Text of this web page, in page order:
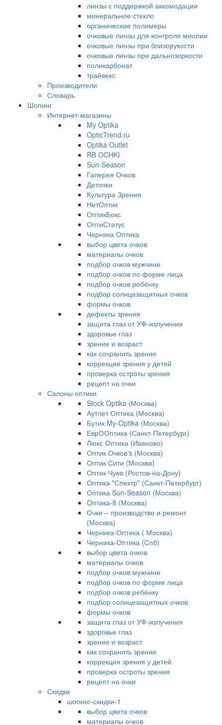
линзы с поддержкой аккомодации
минеральное стекло
органические полимеры
очковые линзы для контроля миопии
очковые линзы при близорукости
очковые линзы при дальнозоркости
поликарбонат
трайвекс
Производители
Словарь
Шопинг
Интернет-магазины
My Optika
OpticTrend.ru
Optika Outlet
RB OCHKI
Sun-Season
Галерея Очков
Деточки
Культура Зрения
НетОптик
ОптикБокс
ОптиСтатус
Черника Оптика
выбор цвета очков
материалы очков
подбор очков мужчине
подбор очков по форме лица
подбор очков ребёнку
подбор солнцезащитных очков
формы очков
дефекты зрения
защита глаз от УФ-излучения
здоровье глаз
зрение и возраст
как сохранить зрение
коррекция зрения у детей
проверка остроты зрения
рецепт на очки
Салоны оптики
Stock Optika (Москва)
Аутлет Оптика (Москва)
Бутик My-Optika (Москва)
ЕврООптика (Санкт-Петербург)
Люкс Оптика (Иваново)
Оптик Очков's (Москва)
Оптик Сити (Москва)
Оптик Чуев (Ростов-на-Дону)
Оптика "Спектр" (Санкт-Петербург)
Оптика Sun-Season (Москва)
Оптика-8 (Москва)
Очки – производство и ремонт
(Москва)
Черника-Оптика ( Москва)
Черника-Оптика (Спб)
выбор цвета очков
материалы очков
подбор очков мужчине
подбор очков по форме лица
подбор очков ребёнку
подбор солнцезащитных очков
формы очков
защита глаз от УФ-излучения
здоровье глаз
зрение и возраст
как сохранить зрение
коррекция зрения у детей
проверка остроты зрения
рецепт на очки
Скидки
шопинг-скидки-1
выбор цвета очков
материалы очков